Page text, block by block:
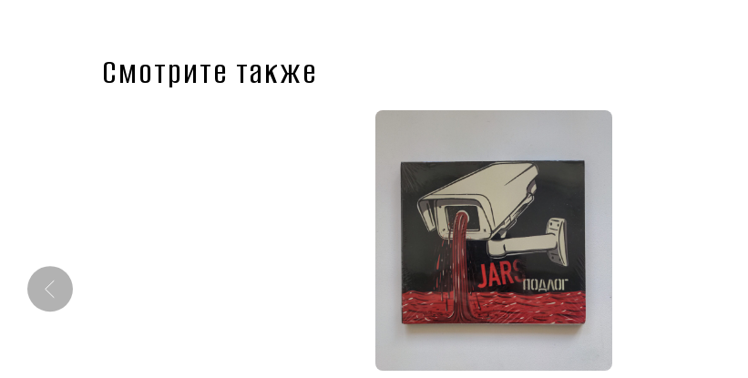
Смотрите также